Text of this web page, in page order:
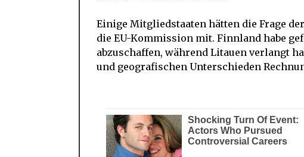
Einige Mitgliedstaaten hätten die Frage
die EU-Kommission mit. Finnland habe
abzuschaffen, während Litauen verlangt
und geografischen Unterschieden